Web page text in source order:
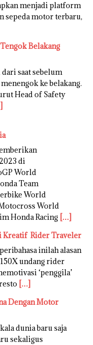
menjadi platform
sepeda motor terbaru,
Belakang
saat sebelum
ke belakang.
Head of Safety
di
World
Team
World
World
Honda Racing […]
Kreatif Rider Traveler
inilah alasan
undang rider
‘penggila’
[…]
Dengan Motor
dunia baru saja
sekaligus